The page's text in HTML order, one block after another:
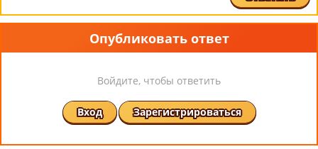
Опубликовать ответ
Войдите, чтобы ответить
Вход Зарегистрироваться